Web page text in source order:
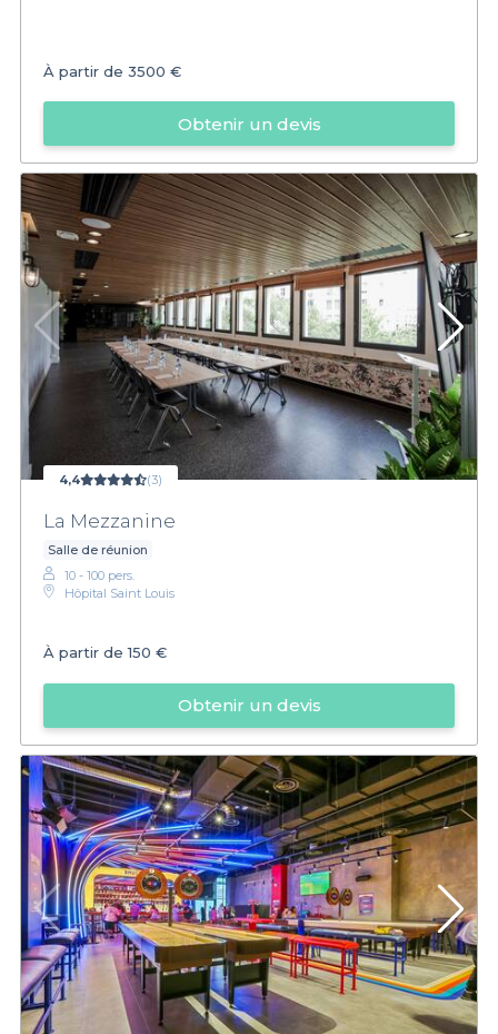
À partir de 3500 €
Obtenir un devis
4,4 (3)
La Mezzanine
Salle de réunion
10 - 100 pers.
Hôpital Saint Louis
À partir de150 €
Obtenir un devis